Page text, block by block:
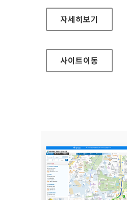
서울특별시 동부병원
자세히보기
사이트이동